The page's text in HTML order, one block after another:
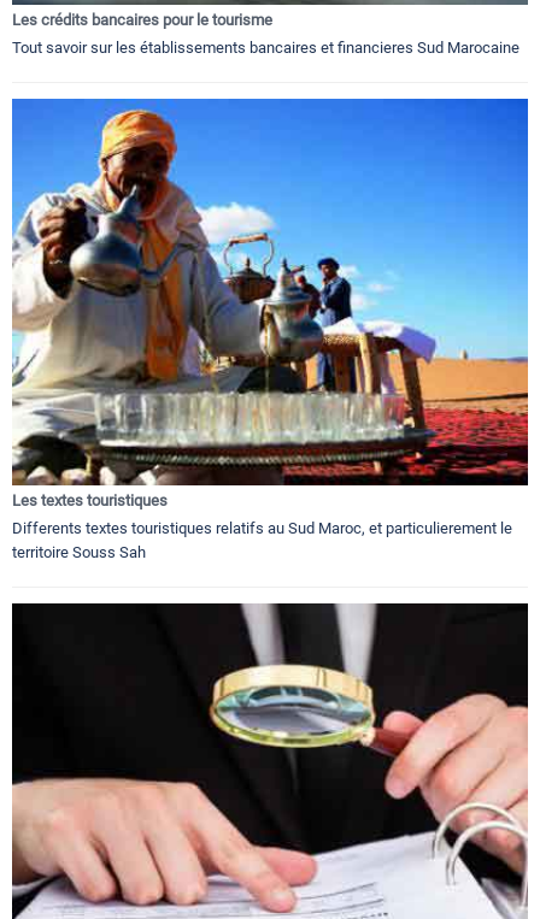
Les crédits bancaires pour le tourisme
Tout savoir sur les établissements bancaires et financieres Sud Marocaine
Les textes touristiques
Differents textes touristiques relatifs au Sud Maroc, et particulierement le
territoire Souss Sah